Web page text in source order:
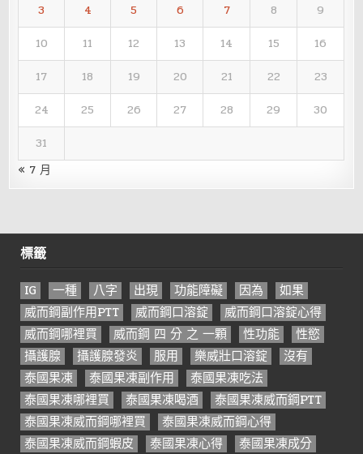
3
4 5 6 7 8
9
10
11 12 13 14 15
16
17
18 19 20 21 22
23
24
25 26 27 28 29
30
31
« 7 月
標籤
IG 一種 八字 出現 功能障礙 因為
如果
威而鋼副作用PTT
威而鋼口溶錠
威而鋼口溶錠心得
威而鋼哪裡買
威而鋼 四 分 之 一顆 性功能
性慾
攝護腺
攝護腺發炎 服用 樂威壯口溶錠
沒有
泰國果凍
泰國果凍副作用
泰國果凍吃法
泰國果凍哪裡買
泰國果凍喝酒
泰國果凍威而鋼PTT
泰國果凍威而鋼哪裡買
泰國果凍威而鋼心得
泰國果凍威而鋼蝦皮
泰國果凍心得
泰國果凍成分